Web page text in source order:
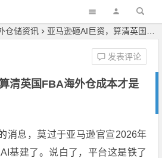
仓储资讯 亚马逊砸AI巨资，算清英国FBA海外仓成本才是硬道理
清英国FBA海外仓成本才是
发表评论
消息，莫过于亚马逊官宣2026年
基建了。说白了，平台这是铁了